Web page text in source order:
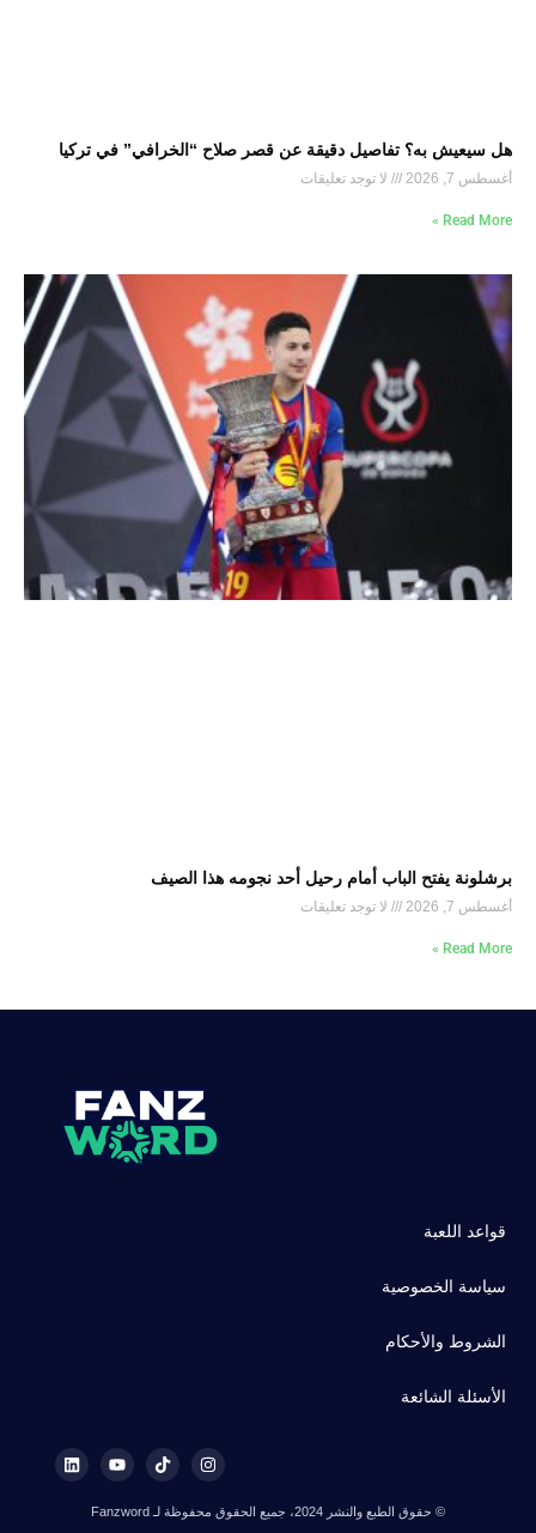
هل سيعيش به؟ تفاصيل دقيقة عن قصر صلاح “الخرافي” في تركيا
أغسطس 7, 2026 لا توجد تعليقات
Read More »
برشلونة يفتح الباب أمام رحيل أحد نجومه هذا الصيف
أغسطس 7, 2026 لا توجد تعليقات
Read More »
قواعد اللعبة
سياسة الخصوصية
الشروط والأحكام
الأسئلة الشائعة
© حقوق الطبع والنشر 2024، جميع الحقوق محفوظة لـ Fanzword